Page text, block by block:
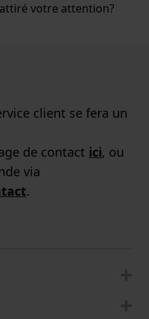
votre attention?
client se fera un
de contact ici, ou
via
.